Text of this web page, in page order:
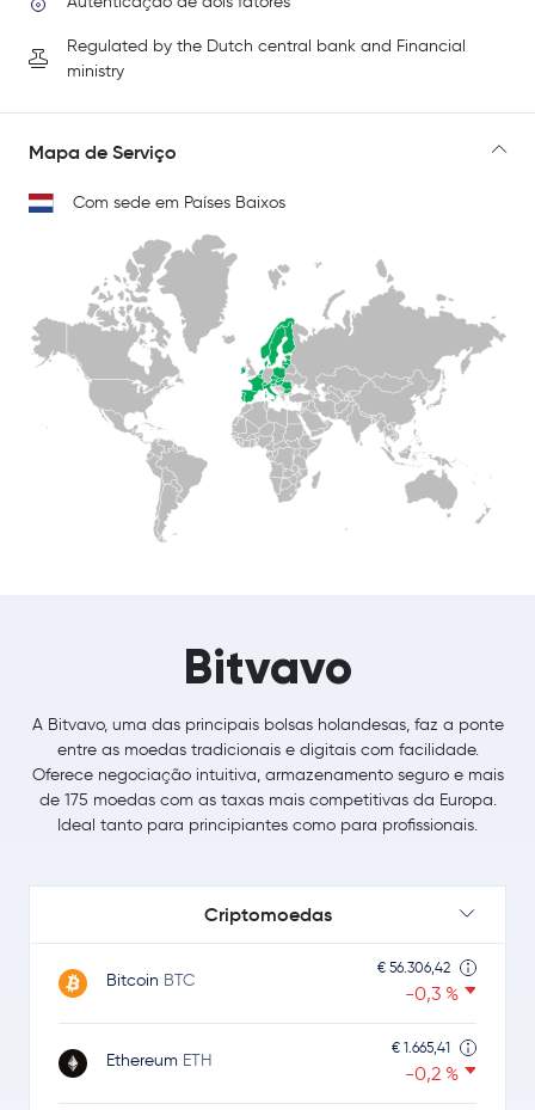
Regulated by the Dutch central bank and Financial
ministry
Mapa de Serviço
Com sede em Países Baixos
Bitvavo
A Bitvavo, uma das principais bolsas holandesas, faz a ponte
entre as moedas tradicionais e digitais com facilidade.
Oferece negociação intuitiva, armazenamento seguro e mais
de 175 moedas com as taxas mais competitivas da Europa.
Ideal tanto para principiantes como para profissionais.
Criptomoedas
Bitcoin BTC
-0,3 %
€ 56.306,42
Ethereum ETH
-0,2 %
€ 1.665,41